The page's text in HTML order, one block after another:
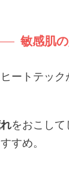
敏感肌
ートテッ
をおこし
すめ。